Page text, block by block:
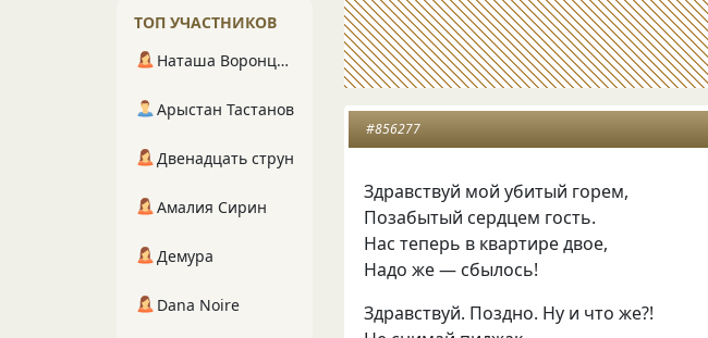
#856277
Здравствуй мой убитый горем,
Позабытый сердцем гость.
Нас теперь в квартире двое,
Надо же — сбылось!
Здравствуй. Поздно. Ну и что же?!
ТОП УЧАСТНИКОВ
Наташа Воронцова
Арыстан Тастанов
Двенадцать струн
Амалия Сирин
Демура
Dana Noire